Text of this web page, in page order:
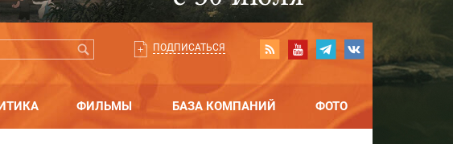
ПОДПИСАТЬСЯ
ФИЛЬМЫ БАЗА КОМПАНИЙ ФОТО